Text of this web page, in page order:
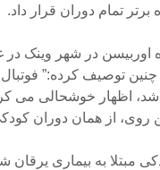
برتر تمام دوران قرار داد.
اوربیسن در شهر وینک
چنین توصیف کرده:”
شد، اظهار خوشحالی می
روی، از همان دوران
مبتلا به بیماری